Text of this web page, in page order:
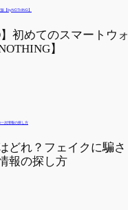
】初めてのスマートウォ
】
どれ？フェイクに騙さ
報の探し方